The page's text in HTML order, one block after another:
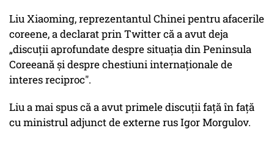
Liu Xiaoming, reprezentantul Chinei pentru afacerile
coreene, a declarat prin Twitter că a avut deja
„discuții aprofundate despre situația din Peninsula
Coreeană și despre chestiuni internaționale de
interes reciproc".
Liu a mai spus că a avut primele discuții față în față
cu ministrul adjunct de externe rus Igor Morgulov.